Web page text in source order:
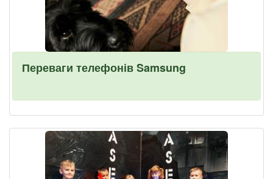
Переваги телефонів Samsung